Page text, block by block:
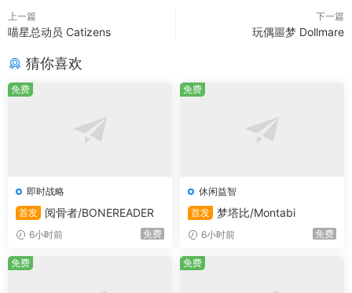
上一篇
喵星总动员 Catizens
下一篇
玩偶噩梦 Dollmare
猜你喜欢
即时战略
首发
阅骨者/BONEREADER
6小时前 免费
免费
休闲益智
首发 梦塔比/Montabi
6小时前 免费
免费
免费 免费